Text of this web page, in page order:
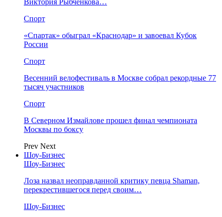
Виктория Рыбченкова…
Спорт
«Спартак» обыграл «Краснодар» и завоевал Кубок
России
Спорт
Весенний велофестиваль в Москве собрал рекордные 77
тысяч участников
Спорт
В Северном Измайлове прошел финал чемпионата
Москвы по боксу
Prev Next
Шоу-Бизнес
Шоу-Бизнес
Лоза назвал неоправданной критику певца Shaman,
перекрестившегося перед своим…
Шоу-Бизнес